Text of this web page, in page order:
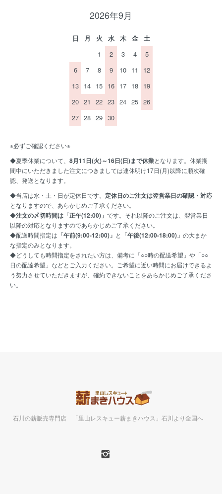
2026年9月
日 月 火 水 木 金
土
1
2 3 4
5
6
7 8 9 10 11
12
13 14 15 16 17 18 19
20 21 22 23 24 25 26
27 28 29 30
※必ずご確認ください※
◆夏季休業について、 8月11日(火)～16日(日)まで休業となります。休業期
間中にいただきました注文につきましては連休明け17日(月)以降に順次確
認、発送となります。
◆当店は水・土・日が定休日です。 定休日のご注文は翌営業日の確認・対応
となりますので、あらかじめご了承ください。
◆注文の〆切時間は「正午(12:00)」 です。それ以降のご注文は、翌営業日
以降の対応となりますのであらかじめご了承ください。
◆配送時間指定は 「午前(9:00-12:00)」 と 「午後(12:00-18:00)」 の大まか
な指定のみとなります。
◆どうしても時間指定をされたい方は、備考に「○○時の配送希望」や「○○
日の配達希望」などとご入力ください。ご希望に近い時間にお届けできるよ
う努力させていただきますが、確約できないことをあらかじめご了承くださ
い。
石川の薪販売専門店 「里山レスキュー薪まきハウス」石川より全国へ